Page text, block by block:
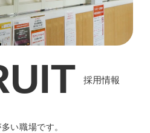
採用情報
い職場です。